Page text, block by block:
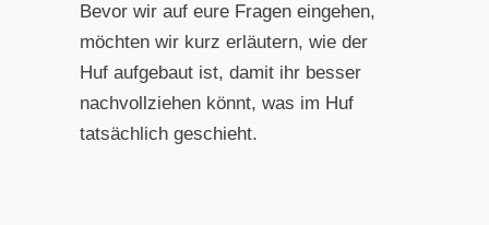
Bevor wir auf eure Fragen eingehen,
möchten wir kurz erläutern, wie der
Huf aufgebaut ist, damit ihr besser
nachvollziehen könnt, was im Huf
tatsächlich geschieht.